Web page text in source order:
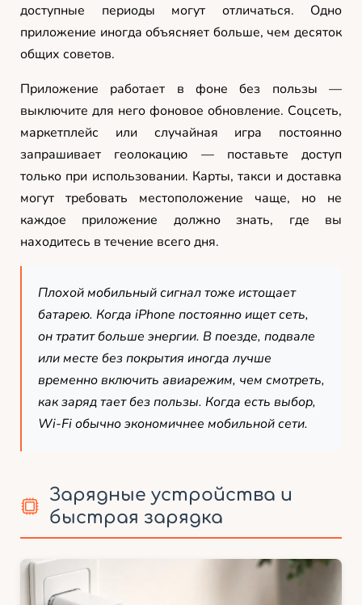
доступные периоды могут отличаться. Одно
приложение иногда объясняет больше, чем десяток
общих советов.
Приложение работает в фоне без пользы —
выключите для него фоновое обновление. Соцсеть,
маркетплейс или случайная игра постоянно
запрашивает геолокацию — поставьте доступ
только при использовании. Карты, такси и доставка
могут требовать местоположение чаще, но не
каждое приложение должно знать, где вы
находитесь в течение всего дня.
Плохой мобильный сигнал тоже истощает
батарею. Когда iPhone постоянно ищет сеть,
он тратит больше энергии. В поезде, подвале
или месте без покрытия иногда лучше
временно включить авиарежим, чем смотреть,
как заряд тает без пользы. Когда есть выбор,
Wi-Fi обычно экономичнее мобильной сети.
Зарядные устройства и
быстрая зарядка